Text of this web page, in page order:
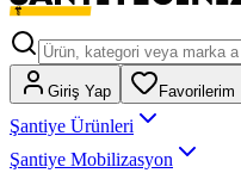
Giriş Yap Favorilerim
Şantiye Ürünleri
Şantiye Mobilizasyon